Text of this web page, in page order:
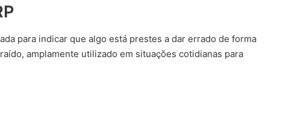
para indicar que algo está prestes a dar errado de forma
amplamente utilizado em situações cotidianas para